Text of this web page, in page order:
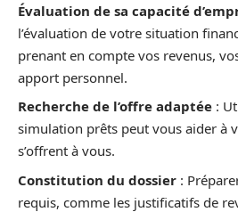
Évaluation de sa capacité
l’évaluation de votre situation
prenant en compte vos revenus,
apport personnel.
Recherche de l’offre adaptée :
simulation prêts peut vous aider à
s’offrent à vous.
Constitution du dossier :
requis, comme les justificatifs de